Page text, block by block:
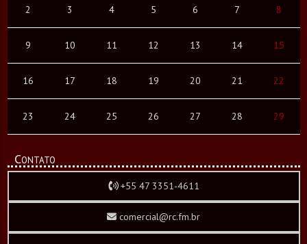
2 3 4 5 6 7 8
9 10 11 12 13 14 15
16 17 18 19 20 21 22
23 24 25 26 27 28 29
Contato
+55 47 3351-4611
comercial@rc.fm.br